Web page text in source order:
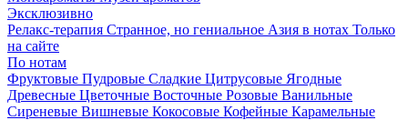
Эксклюзивно
Релакс-терапия Странное, но гениальное Азия в нотах Только
на сайте
По нотам
Фруктовые Пудровые Сладкие Цитрусовые Ягодные
Древесные Цветочные Восточные Розовые Ванильные
Сиреневые Вишневые Кокосовые Кофейные Карамельные